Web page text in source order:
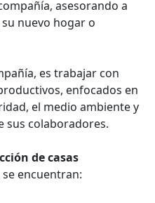
asesorando a
nuevo hogar o
es trabajar con
enfocados en
el medio ambiente y
sus colaboradores.
de casas
encuentran: